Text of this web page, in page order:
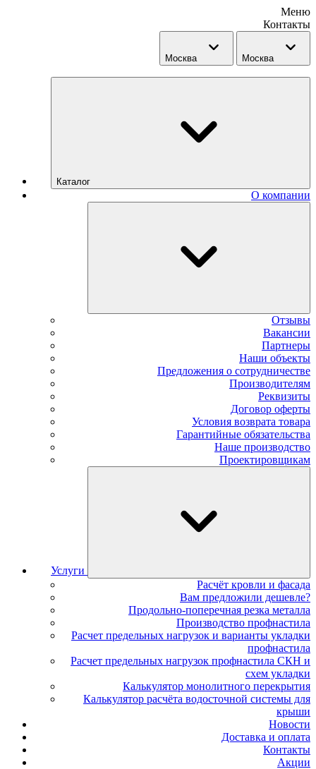
Меню
Контакты
Москва Москва
Каталог
О компании
Отзывы
Вакансии
Партнеры
Наши объекты
Предложения о сотрудничестве
Производителям
Реквизиты
Договор оферты
Условия возврата товара
Гарантийные обязательства
Наше производство
Проектировщикам
Услуги
Расчёт кровли и фасада
Вам предложили дешевле?
Продольно-поперечная резка металла
Производство профнастила
Расчет предельных нагрузок и варианты укладки
профнастила
Расчет предельных нагрузок профнастила СКН и
схем укладки
Калькулятор монолитного перекрытия
Калькулятор расчёта водосточной системы для
крыши
Новости
Доставка и оплата
Контакты
Акции